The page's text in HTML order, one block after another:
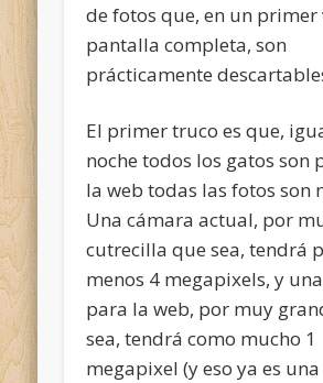
de fotos que, en un primer
pantalla completa, son
prácticamente
El primer truco es que,
noche todos los gatos son
la web todas las fotos son
Una cámara actual, por
cutrecilla que sea, tendrá
menos 4 megapixels, y
para la web, por muy
sea, tendrá como mucho 1
megapixel (y eso ya es una